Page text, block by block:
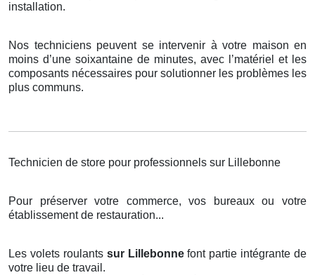
installation.
Nos techniciens peuvent se intervenir à votre maison en
moins d’une soixantaine de minutes, avec l’matériel et les
composants nécessaires pour solutionner les problèmes les
plus communs.
Technicien de store pour professionnels sur Lillebonne
Pour préserver votre commerce, vos bureaux ou votre
établissement de restauration...
Les volets roulants sur Lillebonnefont partie intégrante de
votre lieu de travail.